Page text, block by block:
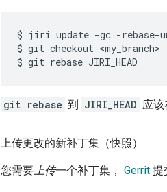
$ jiri update -gc -rebase-
$ git checkout <my_branch>
$ git rebase
git rebase 到 JIRI_HEAD 应该
上传更改的新补丁集（快照）
您需要上传一个补丁集， Gerrit 提